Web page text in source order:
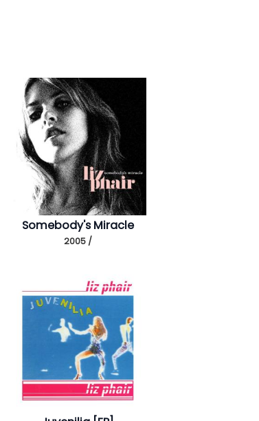
Somebody's Miracle
2005 /